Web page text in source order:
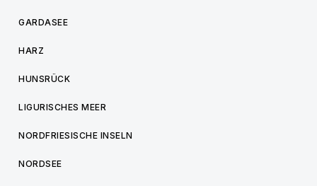
GARDASEE
HARZ
HUNSRÜCK
LIGURISCHES MEER
NORDFRIESISCHE INSELN
NORDSEE